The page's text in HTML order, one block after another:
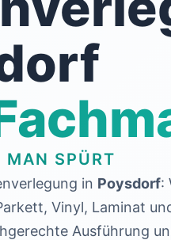
MAN SPÜRT
in Poysdorf:
Vinyl, Laminat
Ausführung